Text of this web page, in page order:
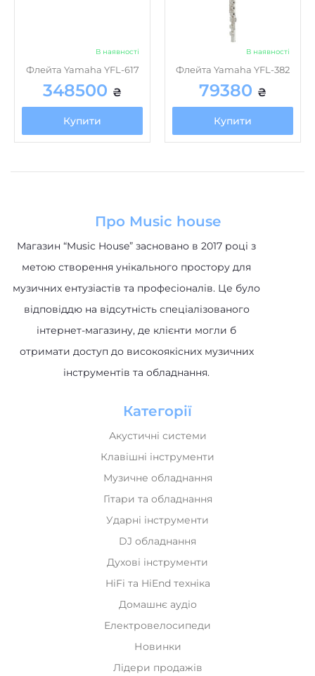
В наявності
Флейта Yamaha YFL-617
348500 ₴
Купити
В наявності
Флейта Yamaha YFL-382
79380 ₴
Купити
Про Music house
Магазин “Music House” засновано в 2017 році з
метою створення унікального простору для
музичних ентузіастів та професіоналів. Це було
відповіддю на відсутність спеціалізованого
інтернет-магазину, де клієнти могли б
отримати доступ до високоякісних музичних
інструментів та обладнання.
Категорії
Акустичні системи
Клавішні інструменти
Музичне обладнання
Гітари та обладнання
Ударні інструменти
DJ обладнання
Духові інструменти
HiFi та HiEnd техніка
Домашнє аудіо
Електровелосипеди
Новинки
Лідери продажів